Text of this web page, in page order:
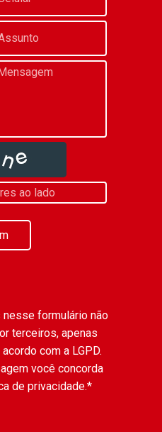
formulário não
terceiros, apenas
com a LGPD.
você concorda
de privacidade.*